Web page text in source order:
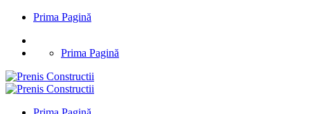
Prima Pagină
Prima Pagină